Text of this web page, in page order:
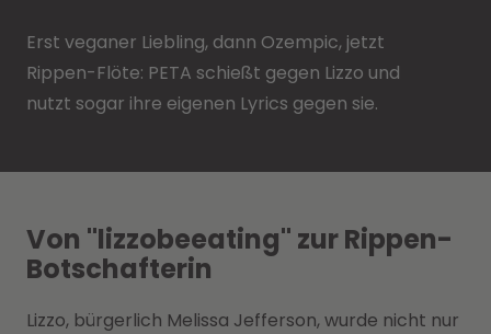
Erst veganer Liebling, dann Ozempic, jetzt
Rippen-Flöte: PETA schießt gegen Lizzo und
nutzt sogar ihre eigenen Lyrics gegen sie.
Von "lizzobeeating" zur Rippen-
Botschafterin
Lizzo, bürgerlich Melissa Jefferson, wurde nicht nur